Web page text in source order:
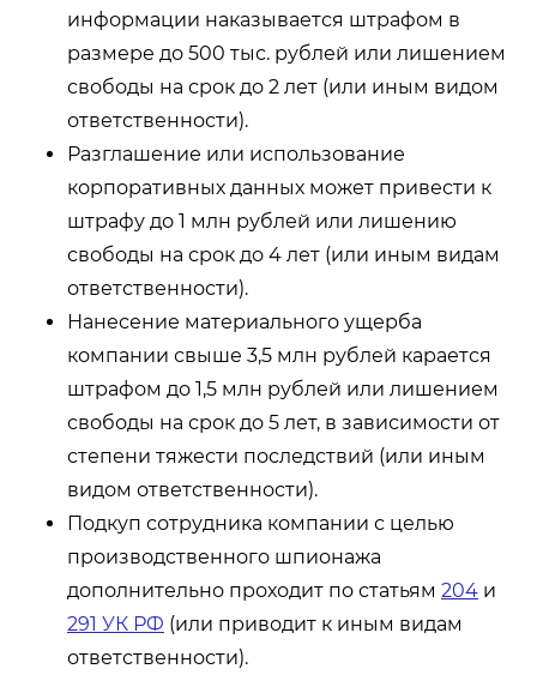
информации наказывается штрафом в
размере до 500 тыс. рублей или лишением
свободы на срок до 2 лет (или иным видом
ответственности).
Разглашение или использование
корпоративных данных может привести к
штрафу до 1 млн рублей или лишению
свободы на срок до 4 лет (или иным видам
ответственности).
Нанесение материального ущерба
компании свыше 3,5 млн рублей карается
штрафом до 1,5 млн рублей или лишением
свободы на срок до 5 лет, в зависимости от
степени тяжести последствий (или иным
видом ответственности).
Подкуп сотрудника компании с целью
производственного шпионажа
дополнительно проходит по статьям 204 и
291 УК РФ (или приводит к иным видам
ответственности).